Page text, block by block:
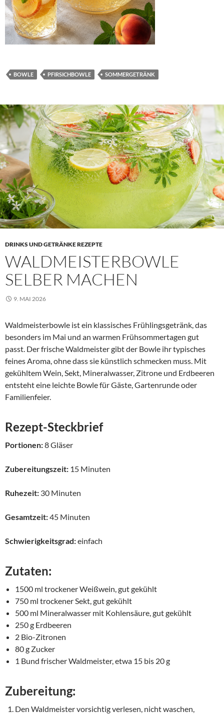
BOWLE PFIRSICHBOWLE SOMMERGETRÄNK
DRINKS UND GETRÄNKE REZEPTE
WALDMEISTERBOWLE
SELBER MACHEN
9. MAI 2026
Waldmeisterbowle ist ein klassisches Frühlingsgetränk, das
besonders im Mai und an warmen Frühsommertagen gut
passt. Der frische Waldmeister gibt der Bowle ihr typisches
feines Aroma, ohne dass sie künstlich schmecken muss. Mit
gekühltem Wein, Sekt, Mineralwasser, Zitrone und Erdbeeren
entsteht eine leichte Bowle für Gäste, Gartenrunde oder
Familienfeier.
Rezept-Steckbrief
Portionen:8 Gläser
Zubereitungszeit: 15 Minuten
Ruhezeit: 30 Minuten
Gesamtzeit:45 Minuten
Schwierigkeitsgrad:einfach
Zutaten:
1500 ml trockener Weißwein, gut gekühlt
750 ml trockener Sekt, gut gekühlt
500 ml Mineralwasser mit Kohlensäure, gut gekühlt
250 g Erdbeeren
2 Bio-Zitronen
80 g Zucker
1 Bund frischer Waldmeister, etwa 15 bis 20 g
Zubereitung:
Den Waldmeister vorsichtig verlesen, nicht waschen,